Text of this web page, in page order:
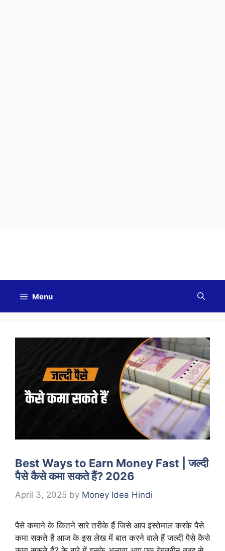
Menu
Best Ways to Earn Money Fast | जल्दी
पैसे कैसे कमा सकते हैं? 2026
April 3, 2025 by Money Idea Hindi
पैसे कमाने के कितने सारे तरीके हैं जिसे आप इस्तेमाल करके पैसे
कमा सकते हैं आज के इस लेख में बात करने वाले हैं जल्दी पैसे कैसे